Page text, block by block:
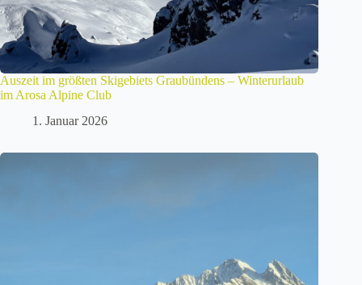
Auszeit im größten Skigebiets Graubündens – Winterurlaub
im Arosa Alpine Club
1. Januar 2026